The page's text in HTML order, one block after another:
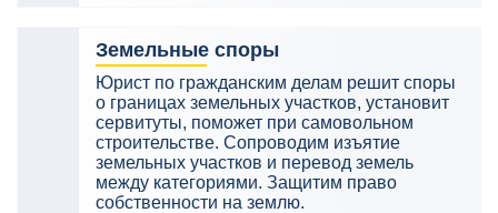
Земельные споры
Юрист по гражданским делам решит споры
о границах земельных участков, установит
сервитуты, поможет при самовольном
строительстве. Сопроводим изъятие
земельных участков и перевод земель
между категориями. Защитим право
собственности на землю.